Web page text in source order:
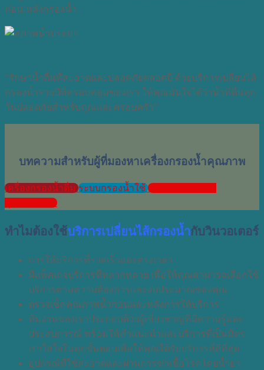
ก่อน-หลังกรองน้ำ
“รักษาน้ำดื่มที่สะอาดและปลอดภัยตลอดปี ด้วยบริการเปลี่ยนไส้
กรองน้ำรายปีที่ครอบคลุมของเรา ให้คุณมั่นใจได้ว่าน้ำที่ดื่มทุก
วันปลอดภัยสำหรับคุณและครอบครัว”
บทความสำหรับผู้ที่มองหาเครื่องกรองน้ำคุณภาพ
เครื่องกรองน้ำดื่ม ระบบกรองน้ำใช้ ระบบกรองขนาด
อุตสาหกรรม
ทำไมต้องใช้บริการเปลี่ยนไส้กรองน้ำกับวินวอเตอร์
การให้บริการที่รวดเร็วและตรงเวลา
มีแพ็คเกจบริการที่หลากหลาย เพื่อให้คุณสามารถเลือกใช้
บริการตามความต้องการและงบประมาณของคุณ
ตรวจเช็คคุณภาพน้ำก่อนและหลังการให้บริการ
ทีมงานของเราประกอบด้วยผู้เชี่ยวชาญที่มีความรู้และ
ประสบการณ์ พร้อมให้คำแนะนำและบริการที่เป็นมิตร
เราใส่ใจในทุกขั้นตอนเพื่อให้คุณได้รับบริการที่ดีที่สุด
อุปกรณ์ที่ใช้สะอาดและผ่านการฆ่าเชื้อโรคโดยน้ำยา